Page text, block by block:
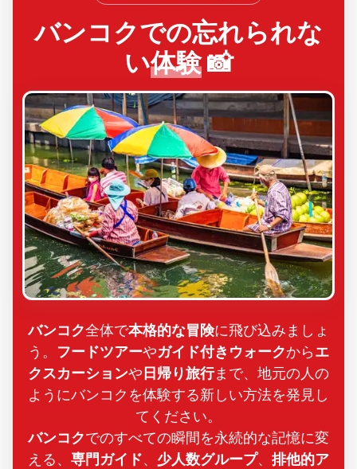
バンコクでの忘れられな
い体験📸
バンコク全体で本格的な冒険に飛び込みましょ
う。 フードツアーやガイド付きウォークからエ
クスカーションや 日帰り旅行まで、地元の人の
ようにバンコクを体験する新しい方法を発見し
てください。
バンコクでのすべての瞬間を永続的な記憶に変
える、 専門ガイド、 少人数グループ、 排他的ア